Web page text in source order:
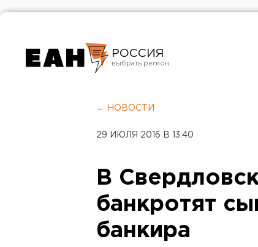
РОССИЯ
Челябинск
← НОВОСТИ
29 ИЮЛЯ 2016 В 13:40
В
банкротят
банкира